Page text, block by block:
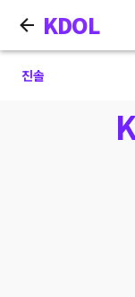
KDOL
진솔